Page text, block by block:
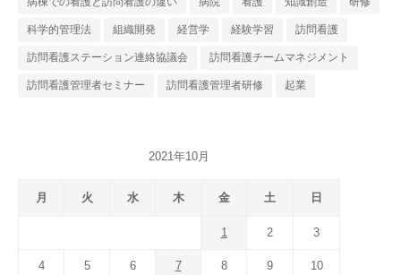
科学的管理法 組織開発 経営学 経験学習 訪問看護
訪問看護ステーション連絡協議会 訪問看護チームマネジメント
訪問看護管理者セミナー 訪問看護管理者研修 起業
2021年10月
月 火 水 木 金 土 日
1 2 3
4 5 6 7 8 9 10